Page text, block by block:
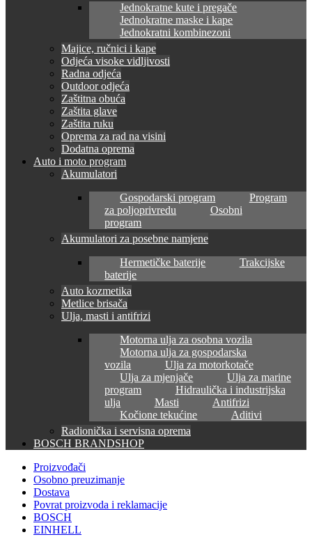
Jednokratne kute i pregače
Jednokratne maske i kape
Jednokratni kombinezoni
Majice, ručnici i kape
Odjeća visoke vidljivosti
Radna odjeća
Outdoor odjeća
Zaštitna obuća
Zaštita glave
Zaštita ruku
Oprema za rad na visini
Dodatna oprema
Auto i moto program
Akumulatori
Gospodarski program
Program
za poljoprivredu
Osobni
program
Akumulatori za posebne namjene
Hermetičke baterije
Trakcijske
baterije
Auto kozmetika
Metlice brisača
Ulja, masti i antifrizi
Motorna ulja za osobna vozila
Motorna ulja za gospodarska
vozila
Ulja za motorkotače
Ulja za mjenjače
Ulja za marine
program
Hidraulička i industrijska
ulja
Masti
Antifrizi
Kočione tekućine
Aditivi
Radionička i servisna oprema
BOSCH BRANDSHOP
Proizvođači
Osobno preuzimanje
Dostava
Povrat proizvoda i reklamacije
BOSCH
EINHELL